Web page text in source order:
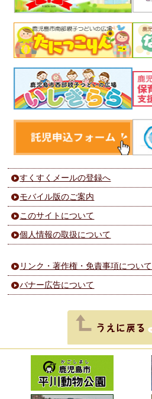
すくすくメールの登録へ
モバイル版のご案内
このサイトについて
個人情報の取扱について
リンク・著作権・免責事項について
バナー広告について